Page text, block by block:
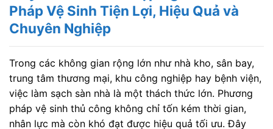
Pháp Vệ Sinh Tiện Lợi, Hiệu Quả và
Chuyên Nghiệp
Trong các không gian rộng lớn như nhà kho, sân bay,
trung tâm thương mại, khu công nghiệp hay bệnh viện,
việc làm sạch sàn nhà là một thách thức lớn. Phương
pháp vệ sinh thủ công không chỉ tốn kém thời gian,
nhân lực mà còn khó đạt được hiệu quả tối ưu. Đây